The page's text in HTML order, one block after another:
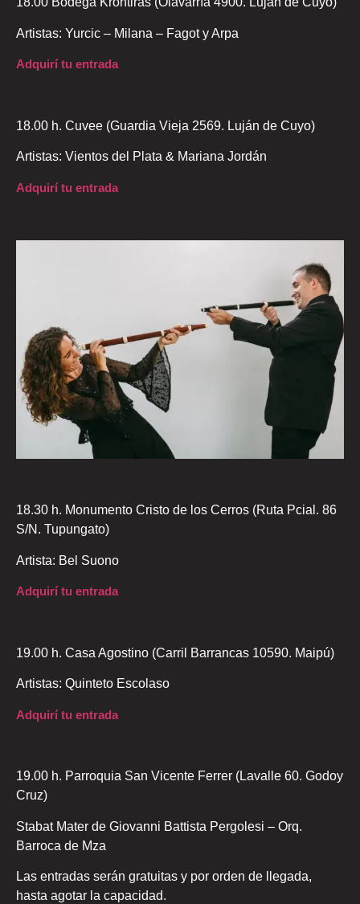
Artistas: Yurcic – Milana – Fagot y Arpa
Adquirí tu entrada
18.00 h. Cuvee (Guardia Vieja 2569. Luján de Cuyo)
Artistas: Vientos del Plata & Mariana Jordán
Adquirí tu entrada
18.30 h. Monumento Cristo de los Cerros (Ruta Pcial. 86
S/N. Tupungato)
Artista: Bel Suono
Adquirí tu entrada
19.00 h. Casa Agostino (Carril Barrancas 10590. Maipú)
Artistas: Quinteto Escolaso
Adquirí tu entrada
19.00 h. Parroquia San Vicente Ferrer (Lavalle 60. Godoy
Cruz)
Stabat Mater de Giovanni Battista Pergolesi – Orq.
Barroca de Mza
Las entradas serán gratuitas y por orden de llegada,
hasta agotar la capacidad.